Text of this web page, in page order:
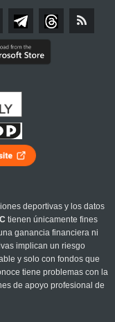
deportivas y los datos
tienen únicamente fines
ganancia financiera ni
implican un riesgo
y solo con fondos que
tiene problemas con la
de apoyo profesional de